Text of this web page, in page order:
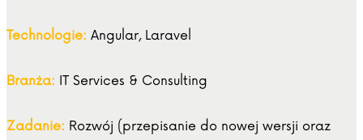
Technologie: Angular, Laravel
Branża: IT Services & Consulting
Zadanie: Rozwój (przepisanie do nowej wersji oraz